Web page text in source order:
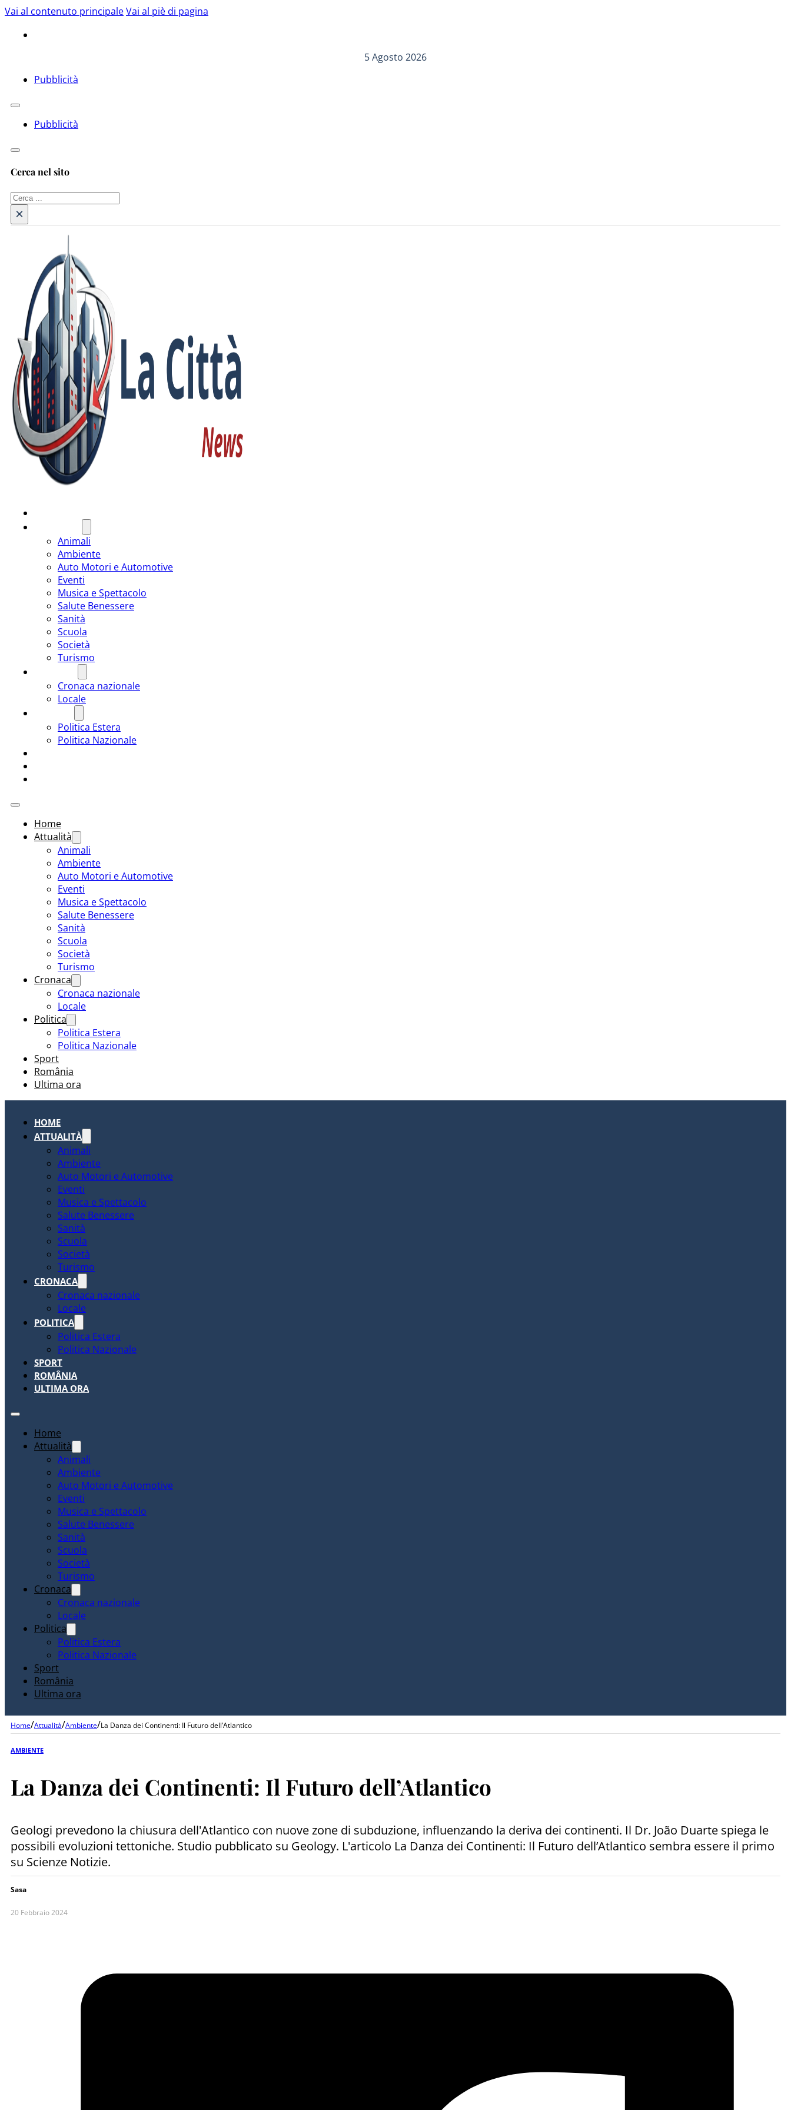
Vai al contenuto principaleVai al piè di pagina
5 Agosto 2026
Pubblicità
Pubblicità
Cerca nel sito
Cerca
×
Animali
Ambiente
Auto Motori e Automotive
Eventi
Musica e Spettacolo
Salute Benessere
Sanità
Scuola
Società
Turismo
Cronaca nazionale
Locale
Politica Estera
Politica Nazionale
Home
Attualità
Animali
Ambiente
Auto Motori e Automotive
Eventi
Musica e Spettacolo
Salute Benessere
Sanità
Scuola
Società
Turismo
Cronaca
Cronaca nazionale
Locale
Politica
Politica Estera
Politica Nazionale
Sport
România
Ultima ora
HOME
ATTUALITÀ
Animali
Ambiente
Auto Motori e Automotive
Eventi
Musica e Spettacolo
Salute Benessere
Sanità
Scuola
Società
Turismo
CRONACA
Cronaca nazionale
Locale
POLITICA
Politica Estera
Politica Nazionale
SPORT
ROMÂNIA
ULTIMA ORA
Home
Attualità
Animali
Ambiente
Auto Motori e Automotive
Eventi
Musica e Spettacolo
Salute Benessere
Sanità
Scuola
Società
Turismo
Cronaca
Cronaca nazionale
Locale
Politica
Politica Estera
Politica Nazionale
Sport
România
Ultima ora
Home/Attualità/Ambiente/La Danza dei Continenti: Il Futuro dell’Atlantico
AMBIENTE
La Danza dei Continenti: Il Futuro dell’Atlantico
Geologi prevedono la chiusura dell'Atlantico con nuove zone di subduzione, influenzando la deriva dei continenti. Il Dr. João Duarte spiega le
possibili evoluzioni tettoniche. Studio pubblicato su Geology. L'articolo La Danza dei Continenti: Il Futuro dell’Atlantico sembra essere il primo
su Scienze Notizie.
Sasa
20 Febbraio 2024